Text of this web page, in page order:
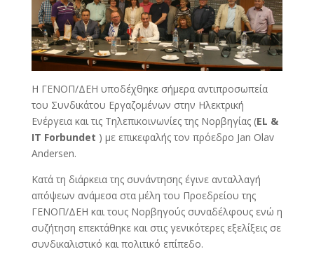
Η ΓΕΝΟΠ/ΔΕΗ υποδέχθηκε σήμερα αντιπροσωπεία
του Συνδικάτου Εργαζομένων στην Ηλεκτρική
Ενέργεια και τις Τηλεπικοινωνίες της Νορβηγίας (EL &
IT Forbundet ) με επικεφαλής τον πρόεδρο Jan Olav
Andersen.
Κατά τη διάρκεια της συνάντησης έγινε ανταλλαγή
απόψεων ανάμεσα στα μέλη του Προεδρείου της
ΓΕΝΟΠ/ΔΕΗ και τους Νορβηγούς συναδέλφους ενώ η
συζήτηση επεκτάθηκε και στις γενικότερες εξελίξεις σε
συνδικαλιστικό και πολιτικό επίπεδο.